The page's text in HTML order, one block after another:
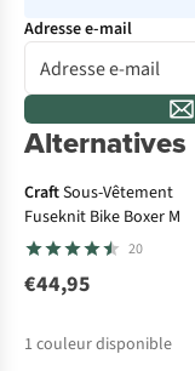
Adresse e-mail
Alternatives
CraftSous-Vêtement
Fuseknit Bike Boxer M
20
€44,95
1 couleur disponible